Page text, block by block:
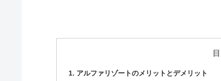
アルファリゾートのメリットとデメリット